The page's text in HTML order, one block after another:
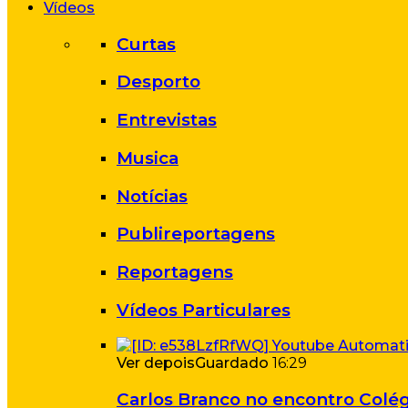
Vídeos
Curtas
Desporto
Entrevistas
Musica
Notícias
Publireportagens
Reportagens
Vídeos Particulares
Ver depoisGuardado 16:29
Carlos Branco no encontro